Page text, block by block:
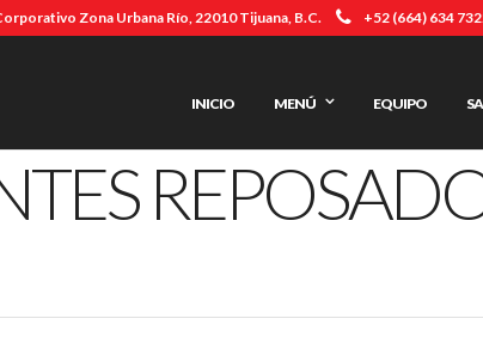
Zona Urbana Río, 22010 Tijuana, B.C. +52 (664) 634
INICIO MENÚ EQUIPO